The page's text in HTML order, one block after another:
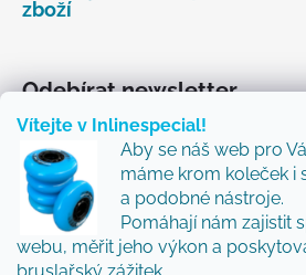
Vítejte v Inlinespecial!
Aby se náš web pro
máme krom koleček i
a podobné nástroje.
Pomáhají nám zajistit
webu, měřit jeho výkon a
zboží
Odebírat newsletter
Vložte svůj e-mail a my vám
o nových produktech na našem
Přidejte se k nám a my Vám
novinky a tipy.
E-mail